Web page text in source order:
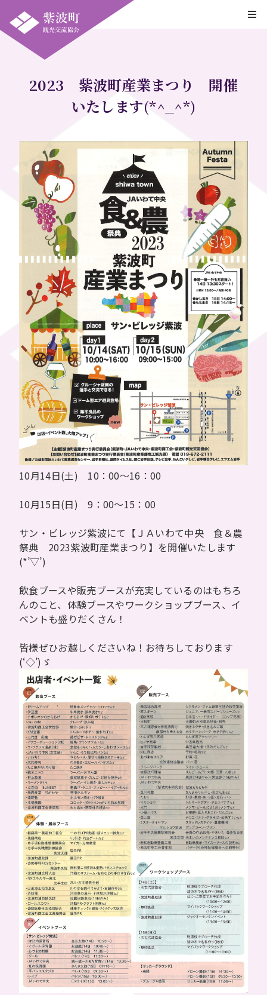
2023 紫波町産業まつり 開催
いたします(*^_^*)
10月14日(土) 10：00～16：00
10月15日(日) 9：00～15：00
サン・ビレッジ紫波にて【ＪＡいわて中央 食＆農
祭典 2023紫波町産業まつり】を開催いたします
(*’▽’)
飲食ブースや販売ブースが充実しているのはもちろ
んのこと、体験ブースやワークショップブース、イ
ベントも盛りだくさん！
皆様ぜひお越しくださいね！お待ちしております
(‘◇’)ゞ